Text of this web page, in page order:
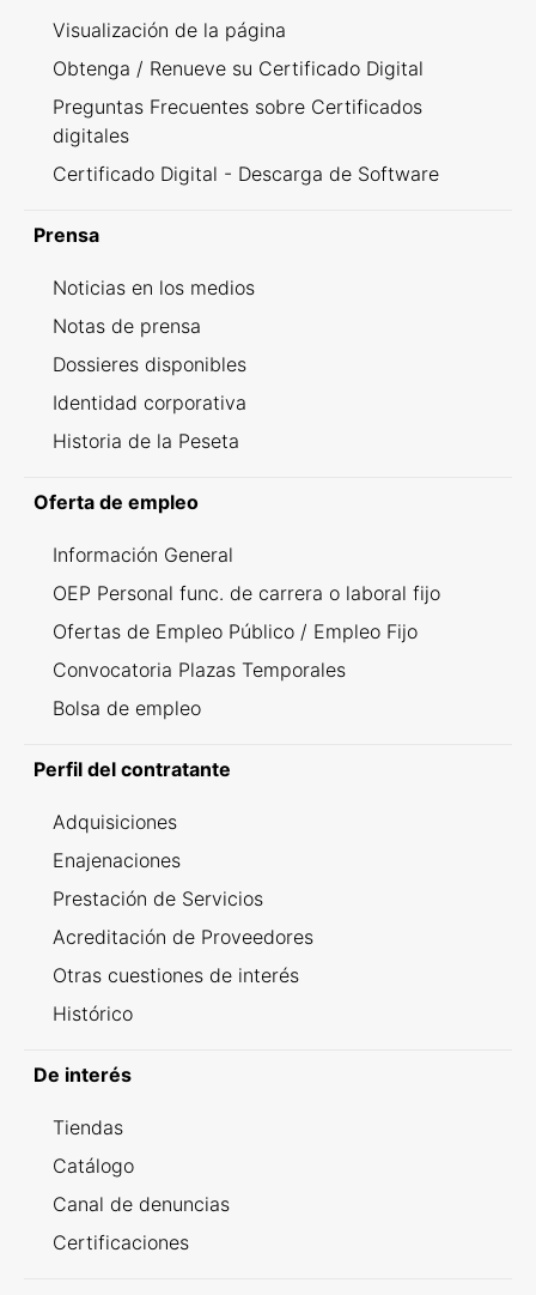
Visualización de la página
Obtenga / Renueve su Certificado Digital
Preguntas Frecuentes sobre Certificados
digitales
Certificado Digital - Descarga de Software
Prensa
Noticias en los medios
Notas de prensa
Dossieres disponibles
Identidad corporativa
Historia de la Peseta
Oferta de empleo
Información General
OEP Personal func. de carrera o laboral fijo
Ofertas de Empleo Público / Empleo Fijo
Convocatoria Plazas Temporales
Bolsa de empleo
Perfil del contratante
Adquisiciones
Enajenaciones
Prestación de Servicios
Acreditación de Proveedores
Otras cuestiones de interés
Histórico
De interés
Tiendas
Catálogo
Canal de denuncias
Certificaciones